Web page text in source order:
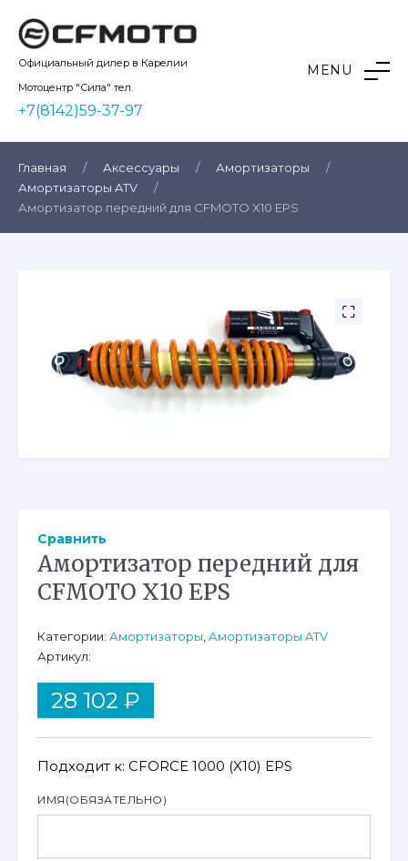
content
Kvadro10
Официальный дилер в Карелии
Мотоцентр "Сила" тел.
+7(8142)59-37-97
MENU
Главная / Аксессуары / Амортизаторы
/
Амортизаторы ATV
/
Амортизатор передний для CFMOTO X10 EPS
Амортизатор передний для
CFMOTO X10 EPS
28 102 ₽
Подходит к: CFORCE 1000 (X10) EPS
ИМЯ (ОБЯЗАТЕЛЬНО)
Сравнить
Категории: Амортизаторы Амортизаторы ATV
Артикул: